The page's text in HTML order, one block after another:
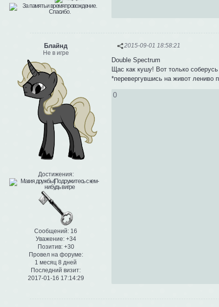
2015-09-01 18:58:21
Блайнд
Не в игре
Достижения:
Сообщений: 16
Уважение: +34
Позитив: +30
Провел на форуме:
1 месяц 8 дней
Последний визит:
2017-01-16 17:14:29
Double Spectrum
Щас как кушу! Вот только
*перевергувшись на живот лениво
0